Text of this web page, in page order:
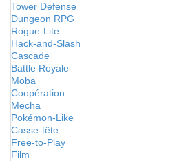
Tower Defense
Dungeon RPG
Rogue-Lite
Hack-and-Slash
Cascade
Battle Royale
Moba
Coopération
Mecha
Pokémon-Like
Casse-tête
Free-to-Play
Film